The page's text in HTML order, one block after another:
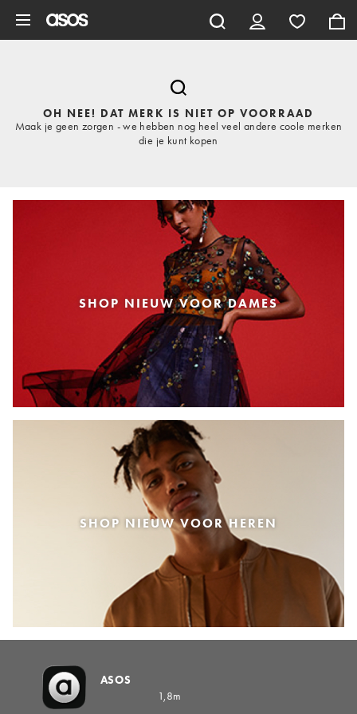
OH NEE! DAT MERK IS NIET OP VOORRAAD
Maak je geen zorgen - we hebben nog heel veel andere coole merken
die je kunt kopen
SHOP NIEUW VOOR DAMES
SHOP NIEUW VOOR HEREN
ASOS
1,8m